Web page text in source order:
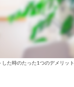
た時のたった1つのデメリット